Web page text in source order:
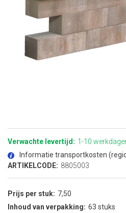
naar
begin
de
afbeeldingen-
Verwachte levertijd: 1-10
Informatie transportkosten
ARTIKELCODE: 8805003
Prijs per stuk
7,50
Inhoud van verpakking
63 stuks